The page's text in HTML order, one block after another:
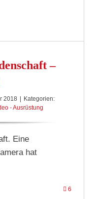
–
2018
Kategorien:
- Ausrüstung
Eine
hat
6